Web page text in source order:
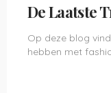
De Laatste
Op deze blog
hebben met